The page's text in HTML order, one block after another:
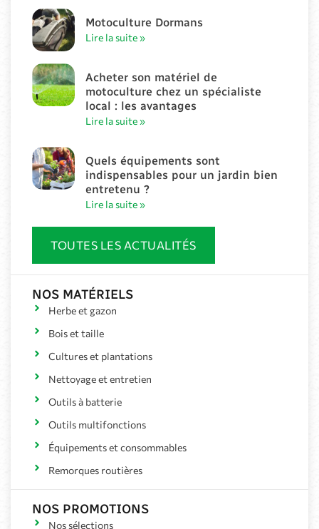
Motoculture Dormans
Lire la suite »
Acheter son matériel de
motoculture chez un spécialiste
local : les avantages
Lire la suite »
Quels équipements sont
indispensables pour un jardin bien
entretenu ?
Lire la suite »
TOUTES LES ACTUALITÉS
NOS MATÉRIELS
Herbe et gazon
Bois et taille
Cultures et plantations
Nettoyage et entretien
Outils à batterie
Outils multifonctions
Équipements et consommables
Remorques routières
NOS PROMOTIONS
Nos sélections